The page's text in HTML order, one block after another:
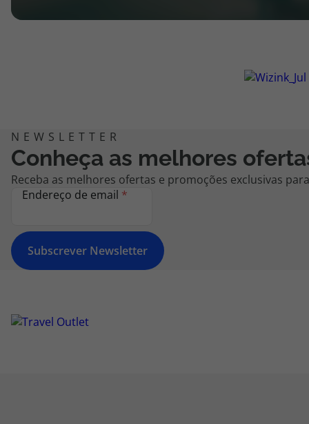
Conheça as melhores
Receba as melhores ofertas e promoções exclusivas
Endereço de email *
Subscrever Newsletter